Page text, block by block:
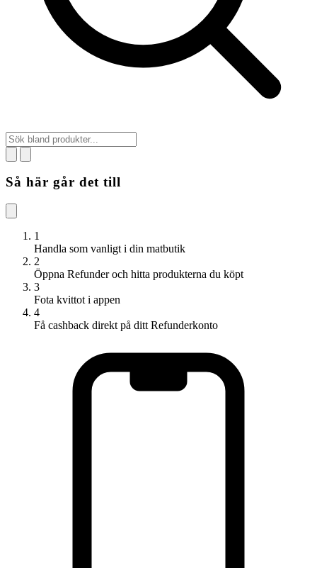
Så här går det till
1
Handla som vanligt i din matbutik
2
Öppna Refunder och hitta produkterna du köpt
3
Fota kvittot i appen
4
Få cashback direkt på ditt Refunderkonto